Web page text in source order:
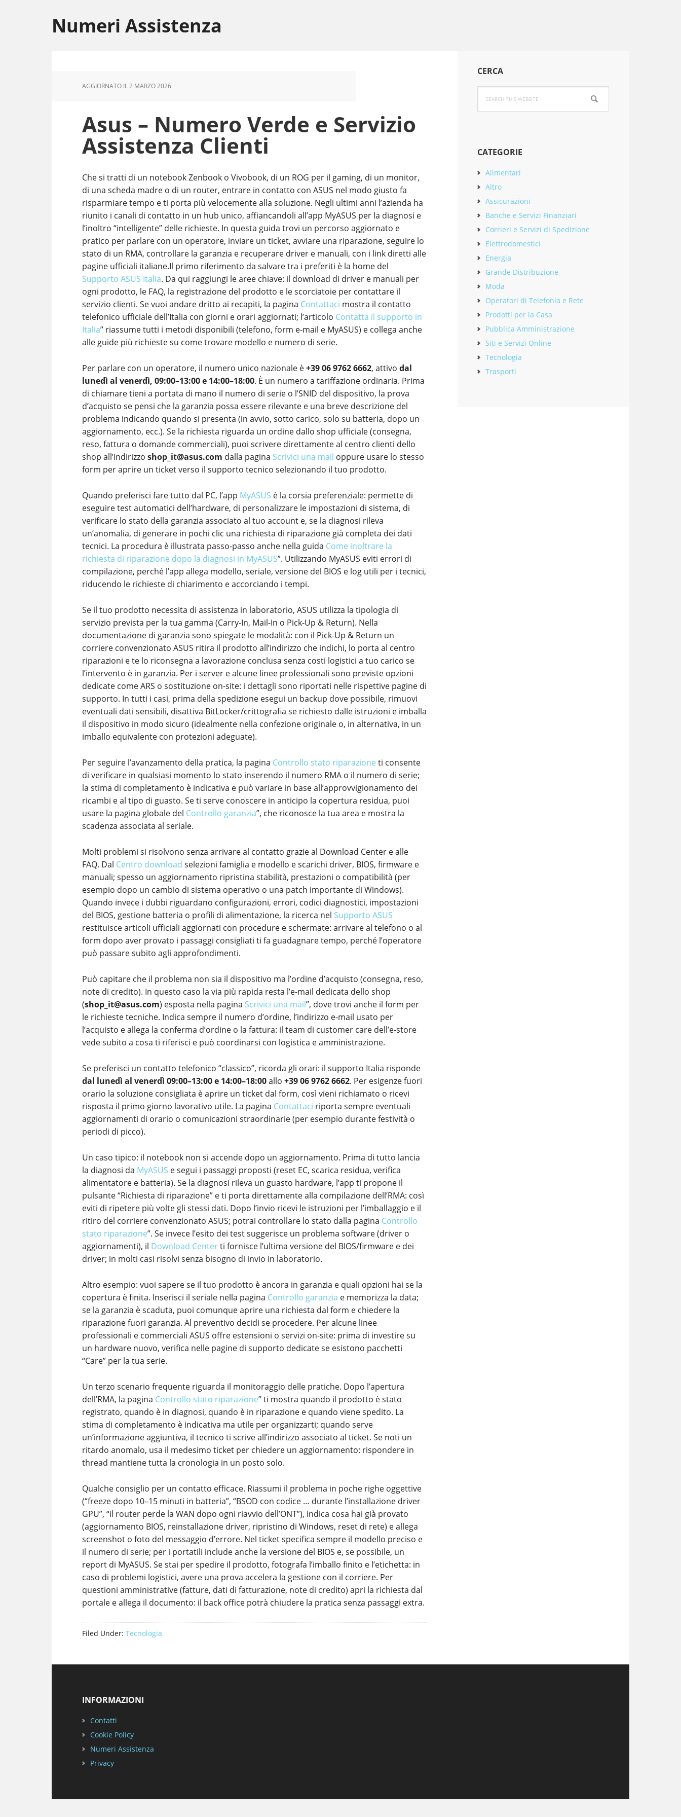
to
main
to
primary
to
footer
Numeri Assistenza
AGGIORNATO IL2 MARZO 2026
Asus – Numero Verde e Servizio
Assistenza Clienti
Che si tratti di un notebook Zenbook o Vivobook, di un ROG per il gaming, di un monitor,
di una scheda madre o di un router, entrare in contatto con ASUS nel modo giusto fa
risparmiare tempo e ti porta più velocemente alla soluzione. Negli ultimi anni l’azienda ha
riunito i canali di contatto in un hub unico, affiancandoli all’app MyASUS per la diagnosi e
l’inoltro “intelligente” delle richieste. In questa guida trovi un percorso aggiornato e
pratico per parlare con un operatore, inviare un ticket, avviare una riparazione, seguire lo
stato di un RMA, controllare la garanzia e recuperare driver e manuali, con i link diretti alle
pagine ufficiali italiane.Il primo riferimento da salvare tra i preferiti è la home del
Supporto ASUS Italia. Da qui raggiungi le aree chiave: il download di driver e manuali per
ogni prodotto, le FAQ, la registrazione del prodotto e le scorciatoie per contattare il
servizio clienti. Se vuoi andare dritto ai recapiti, la pagina Contattaci mostra il contatto
telefonico ufficiale dell’Italia con giorni e orari aggiornati; l’articolo Contatta il supporto in
Italia” riassume tutti i metodi disponibili (telefono, form e-mail e MyASUS) e collega anche
alle guide più richieste su come trovare modello e numero di serie.
Per parlare con un operatore, il numero unico nazionale è+39 06 9762 6662, attivo dal
lunedì al venerdì, 09:00–13:00 e 14:00–18:00. È un numero a tariffazione ordinaria. Prima
di chiamare tieni a portata di mano il numero di serie o l’SNID del dispositivo, la prova
d’acquisto se pensi che la garanzia possa essere rilevante e una breve descrizione del
problema indicando quando si presenta (in avvio, sotto carico, solo su batteria, dopo un
aggiornamento, ecc.). Se la richiesta riguarda un ordine dallo shop ufficiale (consegna,
reso, fattura o domande commerciali), puoi scrivere direttamente al centro clienti dello
shop all’indirizzo shop_it@asus.com dalla pagina Scrivici una mail oppure usare lo stesso
form per aprire un ticket verso il supporto tecnico selezionando il tuo prodotto.
Quando preferisci fare tutto dal PC, l’app MyASUS è la corsia preferenziale: permette di
eseguire test automatici dell’hardware, di personalizzare le impostazioni di sistema, di
verificare lo stato della garanzia associato al tuo account e, se la diagnosi rileva
un’anomalia, di generare in pochi clic una richiesta di riparazione già completa dei dati
tecnici. La procedura è illustrata passo-passo anche nella guida Come inoltrare la
richiesta di riparazione dopo la diagnosi in MyASUS”. Utilizzando MyASUS eviti errori di
compilazione, perché l’app allega modello, seriale, versione del BIOS e log utili per i tecnici,
riducendo le richieste di chiarimento e accorciando i tempi.
Se il tuo prodotto necessita di assistenza in laboratorio, ASUS utilizza la tipologia di
servizio prevista per la tua gamma (Carry-In, Mail-In o Pick-Up & Return). Nella
documentazione di garanzia sono spiegate le modalità: con il Pick-Up & Return un
corriere convenzionato ASUS ritira il prodotto all’indirizzo che indichi, lo porta al centro
riparazioni e te lo riconsegna a lavorazione conclusa senza costi logistici a tuo carico se
l’intervento è in garanzia. Per i server e alcune linee professionali sono previste opzioni
dedicate come ARS o sostituzione on-site: i dettagli sono riportati nelle rispettive pagine di
supporto. In tutti i casi, prima della spedizione esegui un backup dove possibile, rimuovi
eventuali dati sensibili, disattiva BitLocker/crittografia se richiesto dalle istruzioni e imballa
il dispositivo in modo sicuro (idealmente nella confezione originale o, in alternativa, in un
imballo equivalente con protezioni adeguate).
Per seguire l’avanzamento della pratica, la pagina Controllo stato riparazione ti consente
di verificare in qualsiasi momento lo stato inserendo il numero RMA o il numero di serie;
la stima di completamento è indicativa e può variare in base all’approvvigionamento dei
ricambi e al tipo di guasto. Se ti serve conoscere in anticipo la copertura residua, puoi
usare la pagina globale del Controllo garanzia”, che riconosce la tua area e mostra la
scadenza associata al seriale.
Molti problemi si risolvono senza arrivare al contatto grazie al Download Center e alle
FAQ. Dal Centro download selezioni famiglia e modello e scarichi driver, BIOS, firmware e
manuali; spesso un aggiornamento ripristina stabilità, prestazioni o compatibilità (per
esempio dopo un cambio di sistema operativo o una patch importante di Windows).
Quando invece i dubbi riguardano configurazioni, errori, codici diagnostici, impostazioni
del BIOS, gestione batteria o profili di alimentazione, la ricerca nel Supporto ASUS
restituisce articoli ufficiali aggiornati con procedure e schermate: arrivare al telefono o al
form dopo aver provato i passaggi consigliati ti fa guadagnare tempo, perché l’operatore
può passare subito agli approfondimenti.
Può capitare che il problema non sia il dispositivo ma l’ordine d’acquisto (consegna, reso,
note di credito). In questo caso la via più rapida resta l’e-mail dedicata dello shop
(shop_it@asus.com) esposta nella pagina Scrivici una mail”, dove trovi anche il form per
le richieste tecniche. Indica sempre il numero d’ordine, l’indirizzo e-mail usato per
l’acquisto e allega la conferma d’ordine o la fattura: il team di customer care dell’e-store
vede subito a cosa ti riferisci e può coordinarsi con logistica e amministrazione.
Se preferisci un contatto telefonico “classico”, ricorda gli orari: il supporto Italia risponde
dal lunedì al venerdì 09:00–13:00 e 14:00–18:00allo +39 06 9762 6662. Per esigenze fuori
orario la soluzione consigliata è aprire un ticket dal form, così vieni richiamato o ricevi
risposta il primo giorno lavorativo utile. La pagina Contattaci riporta sempre eventuali
aggiornamenti di orario o comunicazioni straordinarie (per esempio durante festività o
periodi di picco).
Un caso tipico: il notebook non si accende dopo un aggiornamento. Prima di tutto lancia
la diagnosi da MyASUS e segui i passaggi proposti (reset EC, scarica residua, verifica
alimentatore e batteria). Se la diagnosi rileva un guasto hardware, l’app ti propone il
pulsante “Richiesta di riparazione” e ti porta direttamente alla compilazione dell’RMA: così
eviti di ripetere più volte gli stessi dati. Dopo l’invio ricevi le istruzioni per l’imballaggio e il
ritiro del corriere convenzionato ASUS; potrai controllare lo stato dalla pagina Controllo
stato riparazione”. Se invece l’esito dei test suggerisce un problema software (driver o
aggiornamenti), il Download Centerti fornisce l’ultima versione del BIOS/firmware e dei
driver; in molti casi risolvi senza bisogno di invio in laboratorio.
Altro esempio: vuoi sapere se il tuo prodotto è ancora in garanzia e quali opzioni hai se la
copertura è finita. Inserisci il seriale nella pagina Controllo garanzia e memorizza la data;
se la garanzia è scaduta, puoi comunque aprire una richiesta dal form e chiedere la
riparazione fuori garanzia. Al preventivo decidi se procedere. Per alcune linee
professionali e commerciali ASUS offre estensioni o servizi on-site: prima di investire su
un hardware nuovo, verifica nelle pagine di supporto dedicate se esistono pacchetti
“Care” per la tua serie.
Un terzo scenario frequente riguarda il monitoraggio delle pratiche. Dopo l’apertura
dell’RMA, la pagina Controllo stato riparazione” ti mostra quando il prodotto è stato
registrato, quando è in diagnosi, quando è in riparazione e quando viene spedito. La
stima di completamento è indicativa ma utile per organizzarti; quando serve
un’informazione aggiuntiva, il tecnico ti scrive all’indirizzo associato al ticket. Se noti un
ritardo anomalo, usa il medesimo ticket per chiedere un aggiornamento: rispondere in
thread mantiene tutta la cronologia in un posto solo.
Qualche consiglio per un contatto efficace. Riassumi il problema in poche righe oggettive
(“freeze dopo 10–15 minuti in batteria”, “BSOD con codice … durante l’installazione driver
GPU”, “il router perde la WAN dopo ogni riavvio dell’ONT”), indica cosa hai già provato
(aggiornamento BIOS, reinstallazione driver, ripristino di Windows, reset di rete) e allega
screenshot o foto del messaggio d’errore. Nel ticket specifica sempre il modello preciso e
il numero di serie; per i portatili include anche la versione del BIOS e, se possibile, un
report di MyASUS. Se stai per spedire il prodotto, fotografa l’imballo finito e l’etichetta: in
caso di problemi logistici, avere una prova accelera la gestione con il corriere. Per
questioni amministrative (fatture, dati di fatturazione, note di credito) apri la richiesta dal
portale e allega il documento: il back office potrà chiudere la pratica senza passaggi extra.
Filed Under: Tecnologia
Primary
Sidebar
CERCA
this
website
CATEGORIE
Alimentari
Altro
Assicurazioni
Banche e Servizi Finanziari
Corrieri e Servizi di Spedizione
Elettrodomestici
Energia
Grande Distribuzione
Moda
Operatori di Telefonia e Rete
Prodotti per la Casa
Pubblica Amministrazione
Siti e Servizi Online
Tecnologia
Trasporti
INFORMAZIONI
Contatti
Cookie Policy
Numeri Assistenza
Privacy